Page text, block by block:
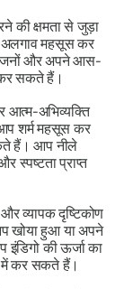
की क्षमता से जुड़ा
महसूस कर
और अपने आस-
सकते हैं।
अभिव्यक्ति
शर्म महसूस कर
हैं। आप नीले
स्पष्टता प्राप्त
व्यापक दृष्टिकोण
खोया हुआ या अपने
की ऊर्जा का
में कर सकते हैं।